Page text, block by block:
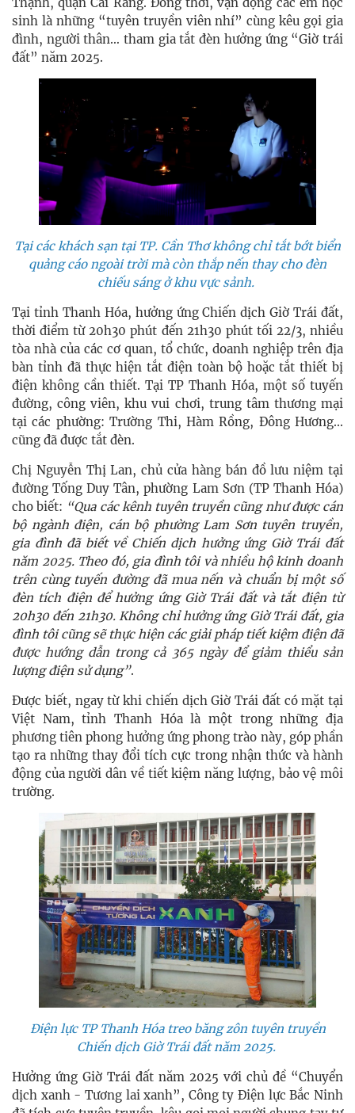
sinh là những “tuyên truyền viên nhí” cùng kêu gọi gia
đình, người thân… tham gia tắt đèn hưởng ứng “Giờ trái
đất” năm 2025.
Tại các khách sạn tại TP. Cần Thơ không chỉ tắt bớt biển
quảng cáo ngoài trời mà còn thắp nến thay cho đèn
chiếu sáng ở khu vực sảnh.
Tại tỉnh Thanh Hóa, hưởng ứng Chiến dịch Giờ Trái đất,
thời điểm từ 20h30 phút đến 21h30 phút tối 22/3, nhiều
tòa nhà của các cơ quan, tổ chức, doanh nghiệp trên địa
bàn tỉnh đã thực hiện tắt điện toàn bộ hoặc tắt thiết bị
điện không cần thiết. Tại TP Thanh Hóa, một số tuyến
đường, công viên, khu vui chơi, trung tâm thương mại
tại các phường: Trường Thi, Hàm Rồng, Đông Hương...
cũng đã được tắt đèn.
Chị Nguyễn Thị Lan, chủ cửa hàng bán đồ lưu niệm tại
đường Tống Duy Tân, phường Lam Sơn (TP Thanh Hóa)
cho biết: “Qua các kênh tuyên truyền cũng như được cán
bộ ngành điện, cán bộ phường Lam Sơn tuyên truyền,
gia đình đã biết về Chiến dịch hưởng ứng Giờ Trái đất
năm 2025. Theo đó, gia đình tôi và nhiều hộ kinh doanh
trên cùng tuyến đường đã mua nến và chuẩn bị một số
đèn tích điện để hưởng ứng Giờ Trái đất và tắt điện từ
20h30 đến 21h30. Không chỉ hưởng ứng Giờ Trái đất, gia
đình tôi cũng sẽ thực hiện các giải pháp tiết kiệm điện đã
được hướng dẫn trong cả 365 ngày để giảm thiểu sản
lượng điện sử dụng”.
Được biết, ngay từ khi chiến dịch Giờ Trái đất có mặt tại
Việt Nam, tỉnh Thanh Hóa là một trong những địa
phương tiên phong hưởng ứng phong trào này, góp phần
tạo ra những thay đổi tích cực trong nhận thức và hành
động của người dân về tiết kiệm năng lượng, bảo vệ môi
trường.
Điện lực TP Thanh Hóa treo băng zôn tuyên truyền
Chiến dịch Giờ Trái đất năm 2025.
Hưởng ứng Giờ Trái đất năm 2025 với chủ đề “Chuyển
dịch xanh - Tương lai xanh”, Công ty Điện lực Bắc Ninh